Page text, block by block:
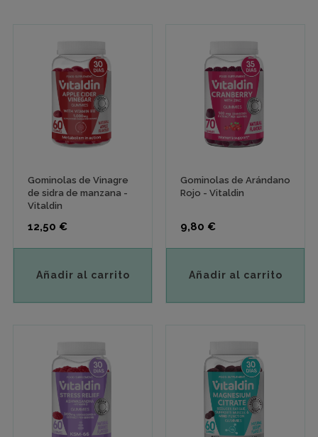
Gominolas de Vinagre
de sidra de manzana -
Vitaldin
Precio
12,50 €
Añadir al carrito
Gominolas de Arándano
Rojo - Vitaldin
Precio
9,80 €
Añadir al carrito